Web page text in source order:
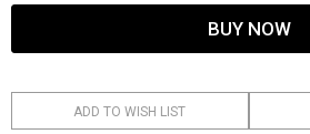
BUY NOW
ADD TO WISH LIST